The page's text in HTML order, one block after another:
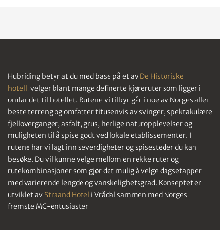
Hubriding betyr at du med base på et av De Historiske
hotell, velger blant mange definerte kjøreruter som ligger i
omlandet til hotellet. Rutene vi tilbyr går i noe av Norges aller
beste terreng og omfatter titusenvis av svinger, spektakulære
fjelloverganger, asfalt, grus, herlige naturopplevelser og
muligheten til å spise godt ved lokale etablissementer. I
rutene har vi lagt inn severdigheter og spisesteder du kan
besøke. Du vil kunne velge mellom en rekke ruter og
rutekombinasjoner som gjør det mulig å velge dagsetapper
med varierende lengde og vanskelighetsgrad. Konseptet er
utviklet av Straand Hotel i Vrådal sammen med Norges
fremste MC-entusiaster